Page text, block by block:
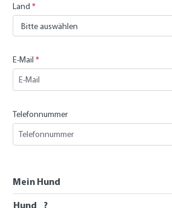
Land *
E-Mail *
Telefonnummer
Mein Hund
Hund _?_